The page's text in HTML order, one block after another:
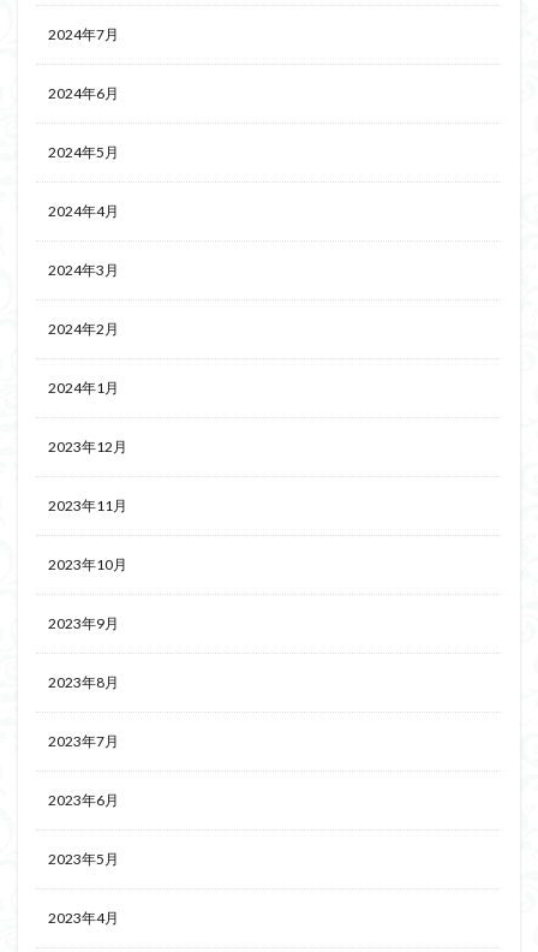
2024年7月
2024年6月
2024年5月
2024年4月
2024年3月
2024年2月
2024年1月
2023年12月
2023年11月
2023年10月
2023年9月
2023年8月
2023年7月
2023年6月
2023年5月
2023年4月